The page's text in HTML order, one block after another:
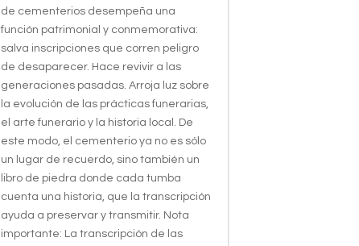
de cementerios desempeña una
función patrimonial y conmemorativa:
salva inscripciones que corren peligro
de desaparecer. Hace revivir a las
generaciones pasadas. Arroja luz sobre
la evolución de las prácticas funerarias,
el arte funerario y la historia local. De
este modo, el cementerio ya no es sólo
un lugar de recuerdo, sino también un
libro de piedra donde cada tumba
cuenta una historia, que la transcripción
ayuda a preservar y transmitir. Nota
importante: La transcripción de las